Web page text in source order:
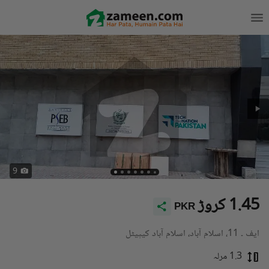
9
PKR 1.45 کروڑ
ایف ۔ 11، اسلام آباد، اسلام آباد کیپیٹل
1.3 مرلہ